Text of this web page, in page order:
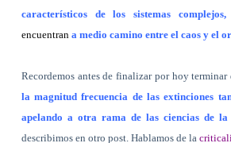
característicos de los sistemas
encuentran a medio camino entre el caos y el
Recordemos antes de finalizar por hoy terminar
la magnitud frecuencia de las extinciones
apelando a otra rama de las ciencias de la
describimos en otro post. Hablamos de la